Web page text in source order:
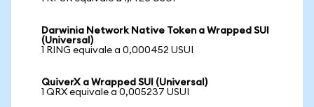
Darwinia Network Native Token a Wrapped SUI
(Universal)
1 RING equivale a 0,000452 USUI
QuiverX a Wrapped SUI (Universal)
1 QRX equivale a 0,005237 USUI